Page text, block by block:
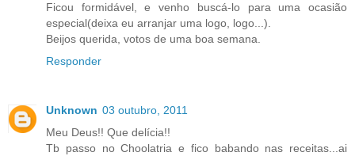
Ficou formidável, e venho buscá-lo para uma ocasião
especial(deixa eu arranjar uma logo, logo...).
Beijos querida, votos de uma boa semana.
Responder
Unknown 03 outubro, 2011
Meu Deus!! Que delícia!!
Tb passo no Choolatria e fico babando nas receitas...ai